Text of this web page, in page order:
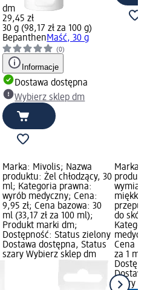
dm
29,45 zł
30 g (98,17 zł za 100 g)
BepanthenMaść, 30 g
(0)
Informacje
Dostawa dostępna
Wybierz sklep dm
Marka: Mivolis; Nazwa
produktu: Żel chłodzący, 30
ml; Kategoria prawna:
wyrób medyczny; Cena:
9,95 zł; Cena bazowa: 30
ml (33,17 zł za 100 ml);
Produkt marki dm;
Dostępność: Status zielony
Dostawa dostępna, Status
szary Wybierz sklep dm
Marka:
wymiary
miękkie
do
Cena
za 1 m);
szary